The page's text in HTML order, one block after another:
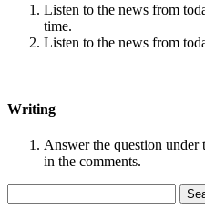
Listen to the news from
time.
Listen to the news from
Writing
Answer the question under
in the comments.